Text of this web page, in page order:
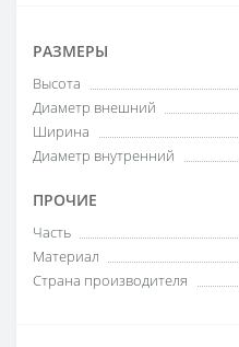
РАЗМЕРЫ
Высота
Диаметр внешний
Ширина
Диаметр внутренний
ПРОЧИЕ
Часть
Материал
Страна производителя